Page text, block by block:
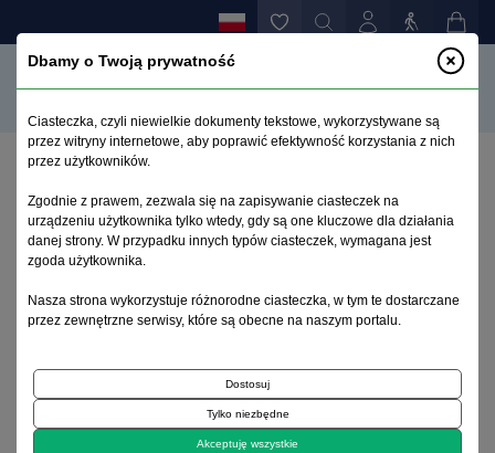
Lęk w myśleniu psychoanalitycznym – wybrane
zagadnienia
Archiwum 1992–2014
1995, tom 4, suplement 1
Lęk
Dbamy o Twoją prywatność
Ciasteczka, czyli niewielkie dokumenty tekstowe, wykorzystywane są
przez witryny internetowe, aby poprawić efektywność korzystania z nich
przez użytkowników.
Zgodnie z prawem, zezwala się na zapisywanie ciasteczek na
urządzeniu użytkownika tylko wtedy, gdy są one kluczowe dla działania
danej strony. W przypadku innych typów ciasteczek, wymagana jest
zgoda użytkownika.
Nasza strona wykorzystuje różnorodne ciasteczka, w tym te dostarczane
przez zewnętrzne serwisy, które są obecne na naszym portalu.
Dostosuj
Tylko niezbędne
Akceptuję wszystkie